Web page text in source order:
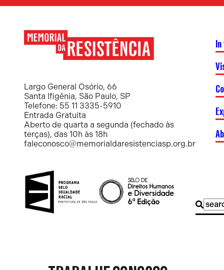
Resistência
Largo General Osório, 66
Santa Ifigênia, São Paulo, SP
Telefone: 55 11 3335-5910
Entrada Gratuita
Aberto de quarta a segunda (fechado às
terças), das 10h às 18h
faleconosco@memorialdaresistenciasp.org.br
Search
for: